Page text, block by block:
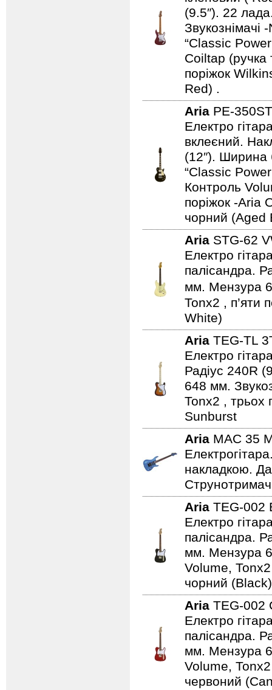
(9.5″). 22
“Classic
Coiltap (ручка
поріжок
Red) .
Aria PE-
Електро
вклеєний.
(12″). Ширина
“Classic
Контроль
поріжок -Aria
чорний (Aged
Aria STG-62
Електро
палісандра.
мм. Мензура
Tonx2 , п’яти
White)
Aria TEG-TL
Електро
Радіус 240R
648 мм.
Tonx2 , трьох
Sunburst
Aria MAC 35
накладкою.
Aria TEG-002
Електро
палісандра.
мм. Мензура
Volume,
чорний
Aria TEG-002
Електро
палісандра.
мм. Мензура
Volume,
червоний